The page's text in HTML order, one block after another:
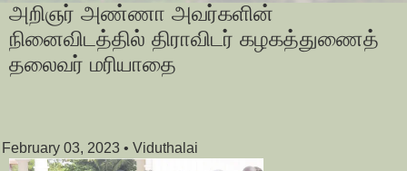
அறிஞர் அண்ணா அவர்களின்
நினைவிடத்தில் திராவிடர் கழகத்துணைத்
தலைவர் மரியாதை
03, 2023• Viduthalai